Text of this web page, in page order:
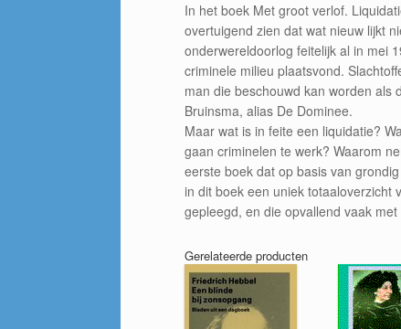
In het boek Met groot verlof.
overtuigend zien dat wat nieuw lijkt
onderwereldoorlog feitelijk al in mei
criminele milieu plaatsvond.
man die beschouwd kan worden als
Bruinsma, alias De Dominee.
Maar wat is in feite een liquidatie?
gaan criminelen te werk? Waarom
eerste boek dat op basis van
in dit boek een uniek totaaloverzicht
gepleegd, en die opvallend vaak
Gerelateerde producten